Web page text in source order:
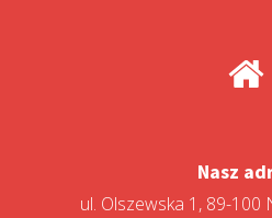
Nasz
ul. Olszewska 1, 89-100